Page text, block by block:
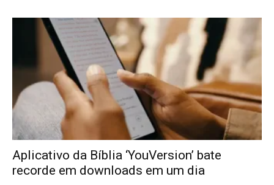
Aplicativo da Bíblia ‘YouVersion’ bate
recorde em downloads em um dia